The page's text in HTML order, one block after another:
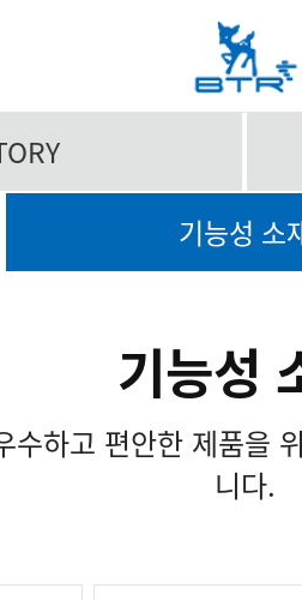
기능성 소
기능성
수하고 편안한 제품을
니다.